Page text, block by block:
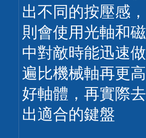
出不同的按壓感
則會使用光軸和
中對敵時能迅速
遍比機械軸再更
好軸體，再實際
出適合的鍵盤